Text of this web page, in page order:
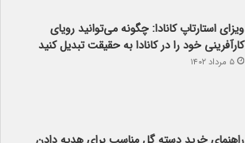
ویزای استارتاپ کانادا: چگونه می‌توانید رویای
کارآفرینی خود را در کانادا به حقیقت تبدیل کنید
۵ مرداد ۱۴۰۲